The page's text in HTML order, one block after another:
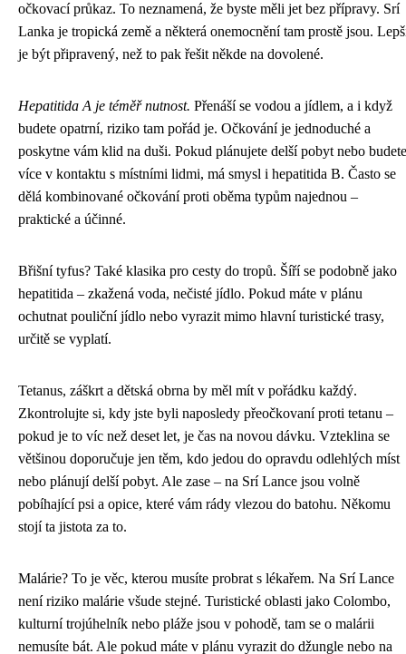
očkovací průkaz. To neznamená, že byste měli jet bez přípravy. Srí
Lanka je tropická země a některá onemocnění tam prostě jsou.
je být připravený, než to pak řešit někde na dovolené.
Hepatitida A je téměř nutnost. Přenáší se vodou a jídlem, a i když
budete opatrní, riziko tam pořád je. Očkování je jednoduché a
poskytne vám klid na duši. Pokud plánujete delší pobyt nebo budete
více v kontaktu s místními lidmi, má smysl i hepatitida B. Často se
dělá kombinované očkování proti oběma typům najednou –
praktické a účinné.
Břišní tyfus? Také klasika pro cesty do tropů. Šíří se podobně jako
hepatitida – zkažená voda, nečisté jídlo. Pokud máte v plánu
ochutnat pouliční jídlo nebo vyrazit mimo hlavní turistické trasy,
určitě se vyplatí.
Tetanus, záškrt a dětská obrna by měl mít v pořádku každý.
Zkontrolujte si, kdy jste byli naposledy přeočkovaní proti tetanu –
pokud je to víc než deset let, je čas na novou dávku. Vzteklina se
většinou doporučuje jen těm, kdo jedou do opravdu odlehlých míst
nebo plánují delší pobyt. Ale zase – na Srí Lance jsou volně
pobíhající psi a opice, které vám rády vlezou do batohu. Někomu
stojí ta jistota za to.
Malárie? To je věc, kterou musíte probrat s lékařem. Na Srí Lance
není riziko malárie všude stejné. Turistické oblasti jako Colombo,
kulturní trojúhelník nebo pláže jsou v pohodě, tam se o malárii
nemusíte bát. Ale pokud máte v plánu vyrazit do džungle nebo na